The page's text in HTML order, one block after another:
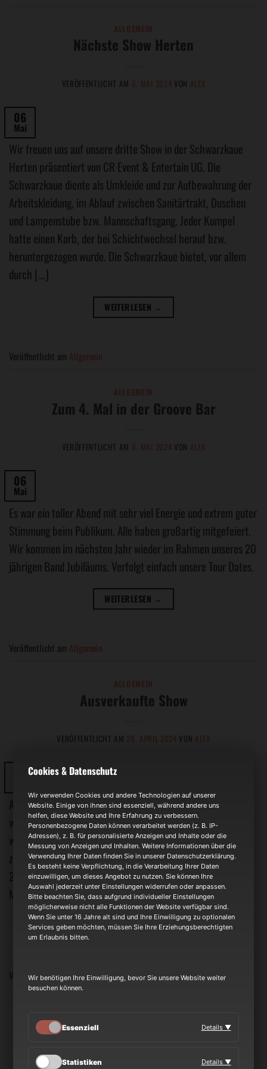
Nächste Show Herten
VERÖFFENTLICHT AM 6. MAI 2024 VON ALEX
06
Mai
Wir freuen uns auf unsere dritte Show in der Schwarzkaue
Herten präsentiert von CR Event & Entertain UG. Die
Schwarzkaue diente als Umkleide und zur Aufbewahrung der
Arbeitskleidung, im Ablauf zwischen Sanitärtrakt, Duschen
und Lampenstube bzw. Mannschaftsgang. Jeder Kumpel
hatte einen Korb, der bei Schichtwechsel herauf bzw.
heruntergezogen wurde. Die Schwarzkaue bietet, vor allem
durch […]
WEITERLESEN →
Veröffentlicht am Allgemein
Zum 4. Mal in der Groove Bar
VERÖFFENTLICHT AM 6. MAI 2024 VON ALEX
06
Mai
Es war ein toller Abend mit sehr viel Energie und extrem guter
Stimmung beim Publikum. Alle haben großartig mitgefeiert.
Wir kommen im nächsten Jahr wieder im Rahmen unseres 20
jährigen Band Jubiläums. Verfolgt einfach unsere Tour Dates.
WEITERLESEN →
Veröffentlicht am Allgemein
Ausverkaufte Show
VERÖFFENTLICHT AM 28. APRIL 2024 VON ALEX
Auch unsere Headliner Show im Stattbahnhof Schweinfurt
war mit 500 verkauften Tickets ausverkauft. Die Zuschauer
waren in absoluter Feierlaune, denn wir haben mit unserer
zweistündigen Show für eine brillante Stimmung gesorgt. Am
29.03.2025 kommen wir wieder und sind dann bereits zum 7
Mal Gast im Stattbahnhof.
WEITERLESEN→
Veröffentlicht amAllgemein
Live Debüt Batschkapp Frankfurt
VERÖFFENTLICHT AM ALEX
Cookies & Datenschutz
Wir verwenden Cookies und andere Technologien auf unserer
Website. Einige von ihnen sind essenziell, während andere uns
helfen, diese Website und Ihre Erfahrung zu verbessern.
Personenbezogene Daten können verarbeitet werden (z. B. IP-
Adressen), z. B. für personalisierte Anzeigen und Inhalte oder die
Messung von Anzeigen und Inhalten. Weitere Informationen über die
Verwendung Ihrer Daten finden Sie in unserer Datenschutzerklärung.
Es besteht keine Verpflichtung, in die Verarbeitung Ihrer Daten
einzuwilligen, um dieses Angebot zu nutzen. Sie können Ihre
Auswahl jederzeit unter Einstellungen widerrufen oder anpassen.
Bitte beachten Sie, dass aufgrund individueller Einstellungen
möglicherweise nicht alle Funktionen der Website verfügbar sind.
Wenn Sie unter 16 Jahre alt sind und Ihre Einwilligung zu optionalen
Services geben möchten, müssen Sie Ihre Erziehungsberechtigten
um Erlaubnis bitten.
Wir benötigen Ihre Einwilligung, bevor Sie unsere Website weiter
besuchen können.
Essenziell Details ▼
Statistiken Details ▼